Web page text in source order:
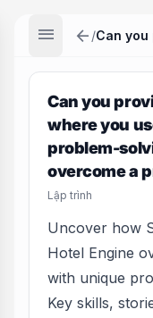
menu arrow_back /
Can you
where you
problem-
overcome a
Lập trình
Uncover how
Hotel Engine
with unique
Key skills,